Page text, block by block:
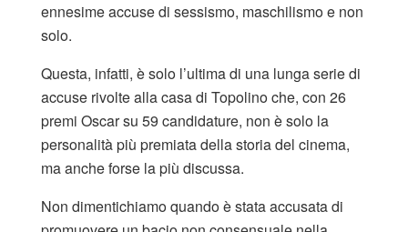
ennesime accuse di sessismo, maschilismo e non
solo.
Questa, infatti, è solo l’ultima di una lunga serie di
accuse rivolte alla casa di Topolino che, con 26
premi Oscar su 59 candidature, non è solo la
personalità più premiata della storia del cinema,
ma anche forse la più discussa.
Non dimentichiamo quando è stata accusata di